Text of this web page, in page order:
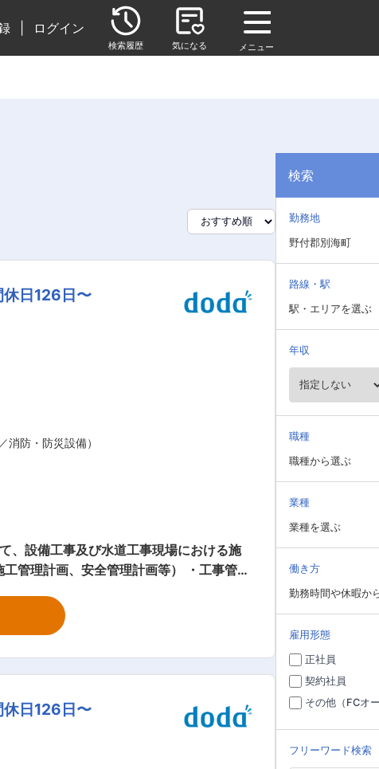
ログイン
検索履歴 気になる メニュー
日126日〜
防・防災設備）
、設備工事及び水道工事現場における施
管理計画、安全管理計画等） ・工事管理
れ、微力ながら皆様方の信頼を得て、技
ルコストに対応した技術提案が提供でき
っ越し代は全額会社負担とする。（良識
日126日〜
検索
勤務地
野付郡別海町
路線・駅
駅・エリアを選ぶ
年収
職種
職種から選ぶ
業種
業種を選ぶ
働き方
勤務時間や休暇か
雇用形態
正社員
契約社員
その他（FCオ
フリーワード検索